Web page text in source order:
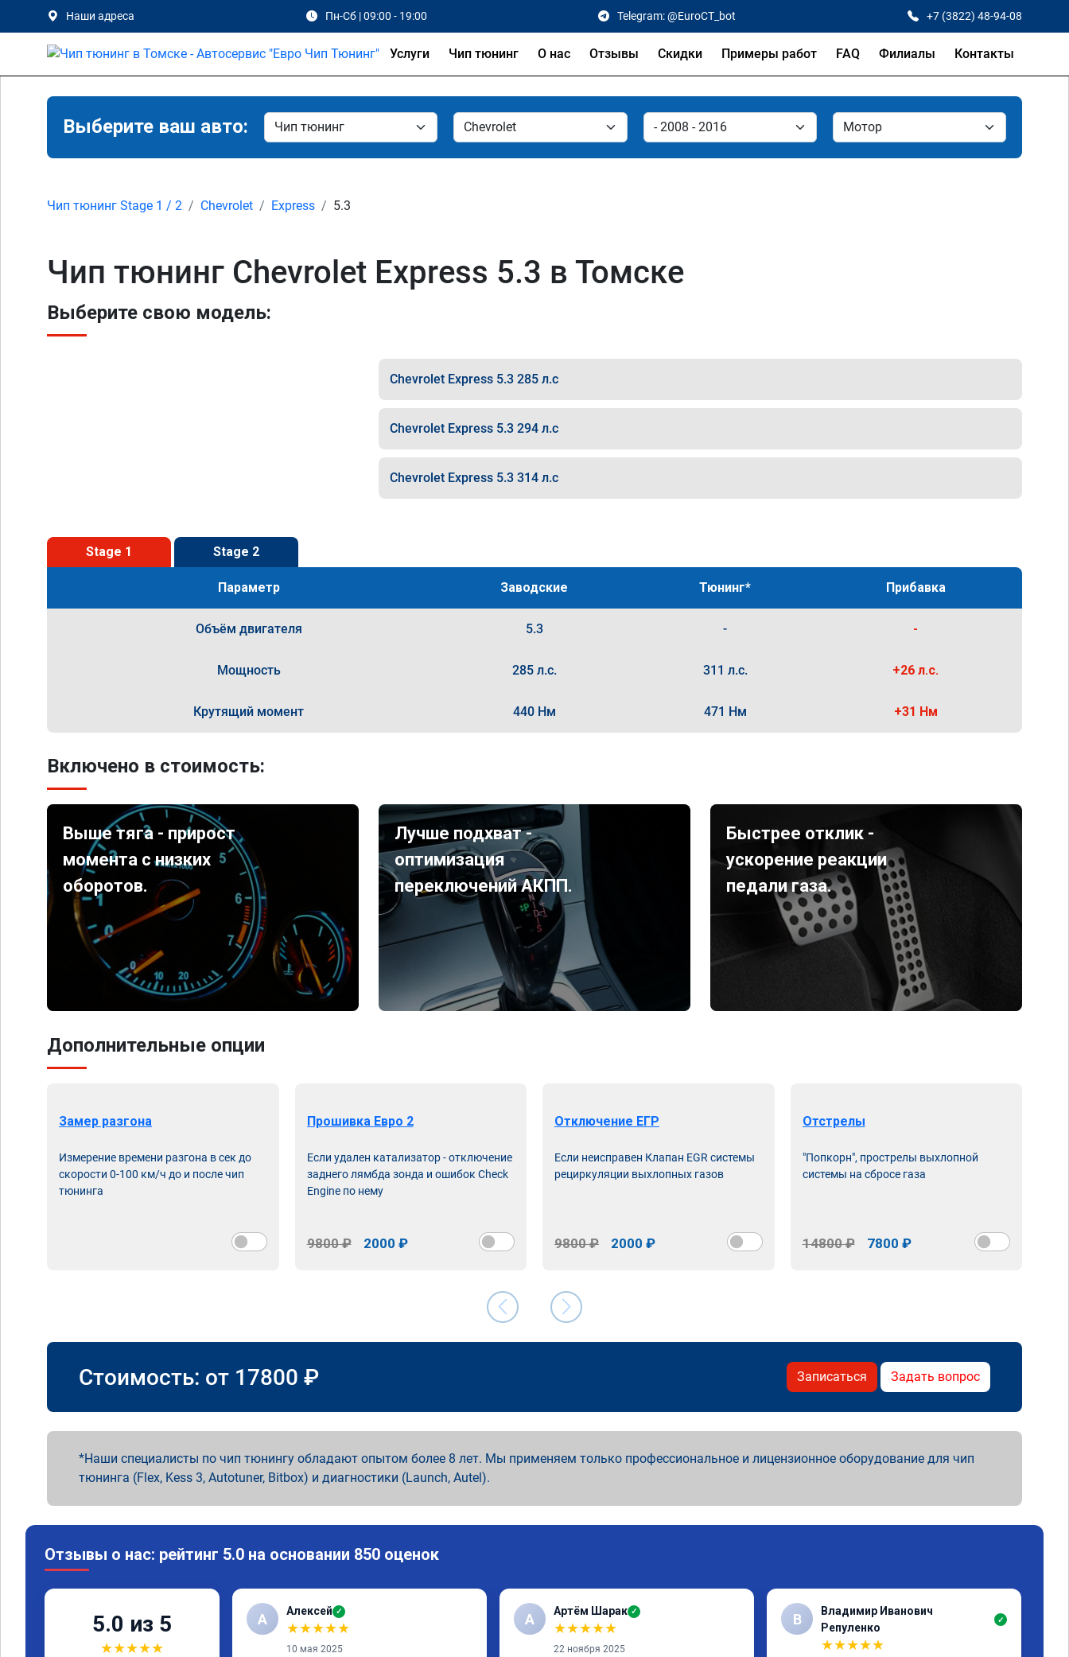
Наши адреса Пн-Сб | 09:00 - 19:00 Telegram: @EuroCT_bot +7 (3822) 48-94-08
Услуги Чип тюнинг О нас Отзывы Скидки Примеры работ FAQ Филиалы Контакты
Выберите ваш авто:
Чип тюнинг Stage 1 / 2 Chevrolet Express 5.3
Чип тюнинг Chevrolet Express 5.3 в Томске
Выберите свою модель:
Chevrolet Express 5.3 285 л.с
Chevrolet Express 5.3 294 л.с
Chevrolet Express 5.3 314 л.с
Stage 1 Stage 2
Параметр Заводские Тюнинг* Прибавка
Объём двигателя 5.3 - -
Мощность 285 л.с. 311 л.с. +26 л.с.
Крутящий момент 440 Нм 471 Нм +31 Нм
Включено в стоимость:
Выше тяга - прирост
момента с низких
оборотов.
Лучше подхват -
оптимизация
переключений АКПП.
Быстрее отклик -
ускорение реакции
педали газа.
Дополнительные опции
Замер разгона
Измерение времени разгона в сек до
скорости 0-100 км/ч до и после чип
тюнинга
Прошивка Евро 2
Если удален катализатор - отключение
заднего лямбда зонда и ошибок Check
Engine по нему
9800 ₽ 2000 ₽
Отключение ЕГР
Если неисправен Клапан EGR системы
рециркуляции выхлопных газов
9800 ₽ 2000 ₽
Отстрелы
"Попкорн", прострелы выхлопной
системы на сбросе газа
14800 ₽ 7800 ₽
Стоимость: от 17800 ₽ Записаться Задать вопрос
Наши специалисты по чип тюнингу обладают опытом более 8 лет. Мы применяем только профессиональное и лицензионное оборудование для чип
тюнинга (Flex, Kess 3, Autotuner, Bitbox) и диагностики (Launch, Autel).
Отзывы о нас: рейтинг 5.0 на основании 850 оценок
5.0 из 5
★★★★★
А Алексей ✓
★★★★★
10 мая 2025
А Артём Шарак ✓
★★★★★
22 ноября 2025
В
Владимир Иванович
Репуленко
✓
★★★★★